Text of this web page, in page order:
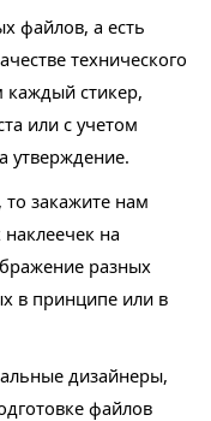
файлов, а есть
технического
каждый стикер,
или с учетом
утверждение.
закажите нам
на
разных
в принципе или в
дизайнеры,
файлов